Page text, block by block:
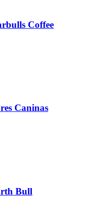
Coffee
Caninas
Bull